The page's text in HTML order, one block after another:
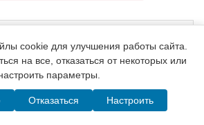
Мотор-Юг
WhatsApp Позвонить
cookie для улучшения работы сайта.
на все, отказаться от некоторых или
параметры.
Отказаться Настроить